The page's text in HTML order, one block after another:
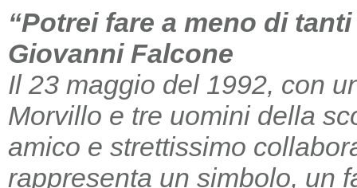
“Potrei fare a meno di
Giovanni Falcone
Il 23 maggio del 1992, con
Morvillo e tre uomini della
amico e strettissimo
rappresenta un simbolo, un